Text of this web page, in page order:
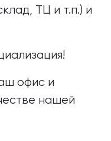
ТЦ и т.п.) и
офис и
нашей